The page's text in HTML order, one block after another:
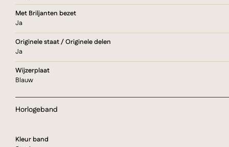
Met Briljanten bezet
Ja
Originele staat / Originele delen
Ja
Wijzerplaat
Blauw
Horlogeband
Kleur band